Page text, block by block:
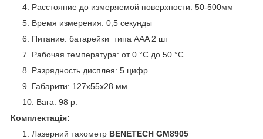
Расстояние до измеряемой поверхности: 50-500мм
Время измерения: 0,5 секунды
Питание: батарейки типа AAA 2 шт
Рабочая температура: от 0 °C до 50 °C
Разрядность дисплея: 5 цифр
Габарити: 127х55х28 мм.
Вага: 98 р.
Комплектація:
Лазерний тахометр BENETECH GM8905